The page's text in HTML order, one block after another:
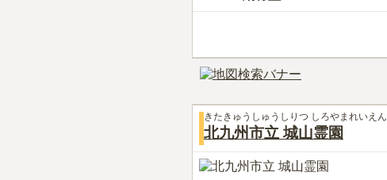
きたきゅうしゅうしりつ しろやまれいえん
北九州市立 城山霊園